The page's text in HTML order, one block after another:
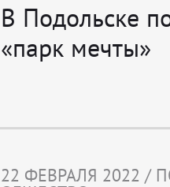
В Подольске
«парк мечты»
22 ФЕВРАЛЯ 2022 /